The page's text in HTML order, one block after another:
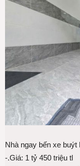
Nhà ngay bến xe
-.Giá: 1 tỷ 450 triệu tl